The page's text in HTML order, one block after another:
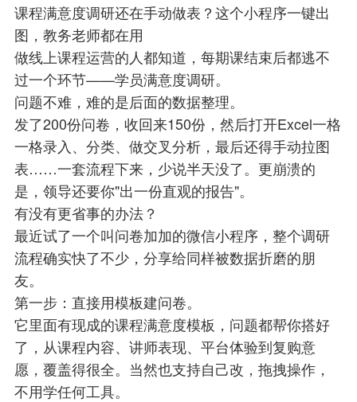
课程满意度调研还在手动做表？这个小程序一键出
图，教务老师都在用
做线上课程运营的人都知道，每期课结束后都逃不
过一个环节——学员满意度调研。
问题不难，难的是后面的数据整理。
发了200份问卷，收回来150份，然后打开Excel一格
一格录入、分类、做交叉分析，最后还得手动拉图
表……一套流程下来，少说半天没了。更崩溃的
是，领导还要你"出一份直观的报告"。
有没有更省事的办法？
最近试了一个叫问卷加加的微信小程序，整个调研
流程确实快了不少，分享给同样被数据折磨的朋
友。
第一步：直接用模板建问卷。
它里面有现成的课程满意度模板，问题都帮你搭好
了，从课程内容、讲师表现、平台体验到复购意
愿，覆盖得很全。当然也支持自己改，拖拽操作，
不用学任何工具。